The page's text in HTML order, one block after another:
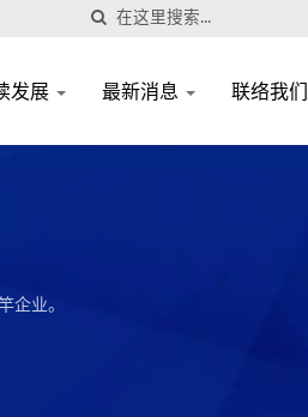
发展 最新消息 联络我们
业。